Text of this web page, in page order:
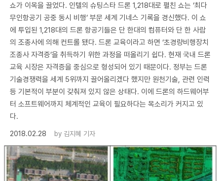
쇼가 이목을 끌었다. 인텔의 슈팅스타 드론 1,218대로 펼친 쇼는 ‘최다
무인항공기 공중 동시 비행’ 부문 세계 기네스 기록을 경신했다. 이 쇼
에 투입된 1,218대의 드론 항공기들은 단 한대의 컴퓨터와 단 한 사람
의 조종사에 의해 컨트롤 됐다. 드론 교육이라고 하면 ‘초경량비행장치
조종사 자격증’을 취득하기 위한 과정을 떠올리기 쉽다. 현재 국내 드론
교육 시장은 자격증을 중심으로 형성되어 있기 때문이다. 정부는 드론
기술경쟁력을 세계 5위까지 끌어올리겠다 했지만 원천기술, 관련 인력
등 기본적이 부분이 갖춰져 있지 않은 상태다. 이에 드론의 하드웨어부
터 소프트웨어까지 체계적인 교육이 필요하다는 목소리가 커지고 있
다.
2018.02.28
by 김지혜 기자